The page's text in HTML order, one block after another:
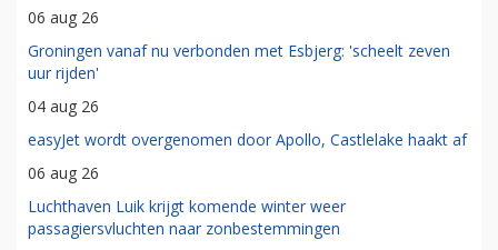
06 aug 26
Groningen vanaf nu verbonden met Esbjerg: 'scheelt zeven
uur rijden'
04 aug 26
easyJet wordt overgenomen door Apollo, Castlelake haakt af
06 aug 26
Luchthaven Luik krijgt komende winter weer
passagiersvluchten naar zonbestemmingen